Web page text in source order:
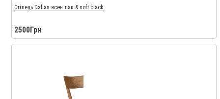
Стілець Dallas ясен лак & soft black
2500Грн